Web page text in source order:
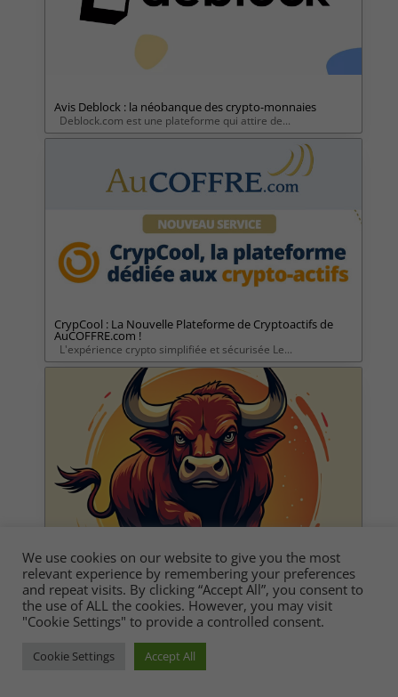
Avis Deblock : la néobanque des crypto-monnaies
Deblock.com est une plateforme qui attire de...
CrypCool : La Nouvelle Plateforme de Cryptoactifs de
AuCOFFRE.com !
L'expérience crypto simplifiée et sécurisée Le...
Top meilleurs cryptomonnaies : bien investir pour le
Crypto Bull Run 2024 !
Le Crypto Bull Run 2024 lancé par l'élection de...
We use cookies on our website to give you the most
relevant experience by remembering your preferences
and repeat visits. By clicking “Accept All”, you consent to
the use of ALL the cookies. However, you may visit
"Cookie Settings" to provide a controlled consent.
Cookie Settings Accept All